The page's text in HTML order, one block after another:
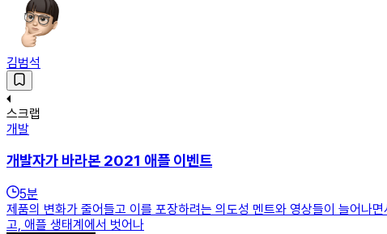
김범석
스크랩
개발
개발자가 바라본 2021 애플 이벤트
5분
제품의 변화가 줄어들고 이를 포장하려는 의도성 멘트와 영상들이 늘어나
고, 애플 생태계에서 벗어나